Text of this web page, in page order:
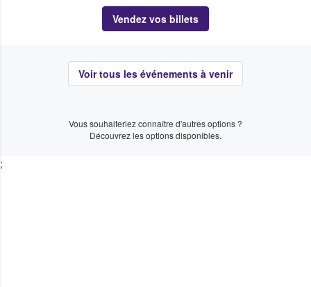
Vendez vos billets
Voir tous les événements à venir
Vous souhaiteriez connaître d'autres options ?
Découvrez les options disponibles.
;